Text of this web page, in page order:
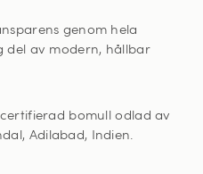
genom hela
del av modern, hållbar
bomull odlad av
Adilabad, Indien.